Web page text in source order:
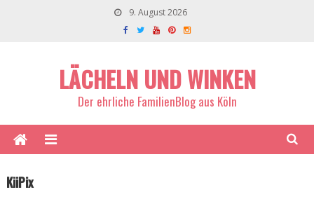
9. August 2026
LÄCHELN UND WINKEN
Der ehrliche FamilienBlog aus Köln
KiiPix